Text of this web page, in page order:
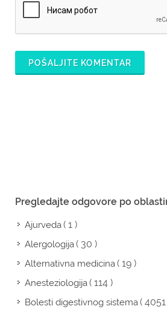
POŠALJITE KOMENTAR
Pregledajte odgovore po
Ajurveda( 1 )
Alergologija( 30 )
Alternativna medicina( 19 )
Anesteziologija( 114 )
Bolesti digestivnog sistema( 4051